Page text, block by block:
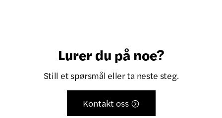
Lurer du på noe?
Still et spørsmål eller ta neste steg.
Kontakt oss 